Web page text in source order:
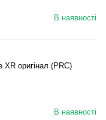
В наявності
оригінал (PRC)
В наявності